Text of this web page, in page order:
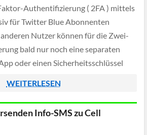
Authentifizierung ( 2FA ) mittels
für Twitter Blue Abonnenten
Nutzer können für die Zwei-
bald nur noch eine separaten
oder einen Sicherheitsschlüssel
WEITERLESEN
Info-SMS zu Cell